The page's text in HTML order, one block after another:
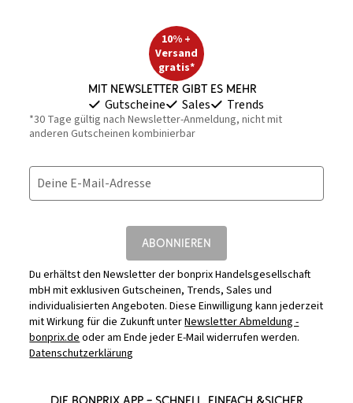
10% +
Versand
gratis*
Mit Newsletter gibt es mehr
Gutscheine Sales Trends
*30 Tage gültig nach Newsletter-Anmeldung, nicht mit
anderen Gutscheinen kombinierbar
Deine E-Mail-Adresse
ABONNIEREN
Du erhältst den Newsletter der bonprix Handelsgesellschaft
mbH mit exklusiven Gutscheinen, Trends, Sales und
individualisierten Angeboten. Diese Einwilligung kann jederzeit
mit Wirkung für die Zukunft unterNewsletter Abmeldung -
bonprix.deoder am Ende jeder E-Mail widerrufen werden.
Datenschutzerklärung